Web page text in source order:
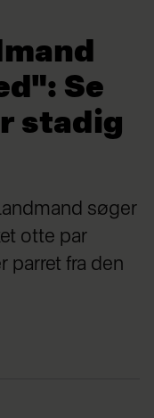
Se
stadig
søger
otte par
parret fra den